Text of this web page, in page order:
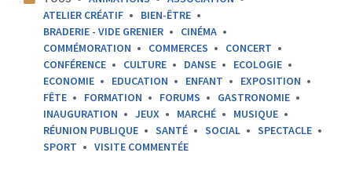
ATELIER CRÉATIF
BIEN-ÊTRE
BRADERIE - VIDE GRENIER
CINÉMA
COMMÉMORATION
COMMERCES
CONCERT
CONFÉRENCE
CULTURE DANSE
ECOLOGIE
ECONOMIE
EDUCATION ENFANT
EXPOSITION
FÊTE
FORMATION FORUMS
GASTRONOMIE
INAUGURATION
JEUX MARCHÉ
MUSIQUE
RÉUNION PUBLIQUE
SANTÉ SOCIAL
SPECTACLE
SPORT
VISITE COMMENTÉE